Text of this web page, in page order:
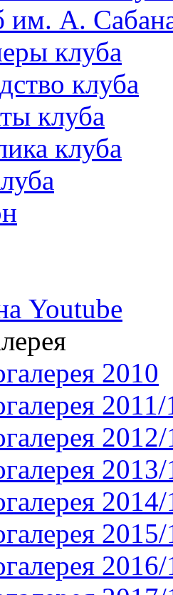
им. А.
клуба
клуба
клуба
клуба
Youtube
2010
2011/